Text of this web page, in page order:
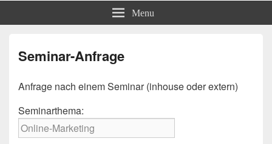
Menu
Seminar-Anfrage
Anfrage nach einem Seminar (inhouse oder extern)
Seminarthema: